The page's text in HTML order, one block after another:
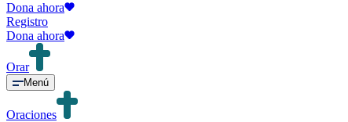
Dona ahora
Registro
Dona ahora
Orar
Menú
Oraciones